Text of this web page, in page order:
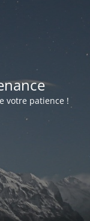
votre patience !